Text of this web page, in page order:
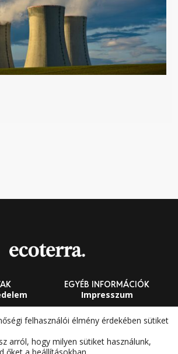
EGYÉB INFORMÁCIÓK
Impresszum
Általános Szerződési
Feltételek
felhasználói élmény érdekében sütiket
arról, hogy milyen sütiket használunk,